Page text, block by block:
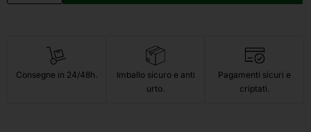
Consegne in 24/48h.
Imballo sicuro e anti
urto.
Pagamenti sicuri e
criptati.